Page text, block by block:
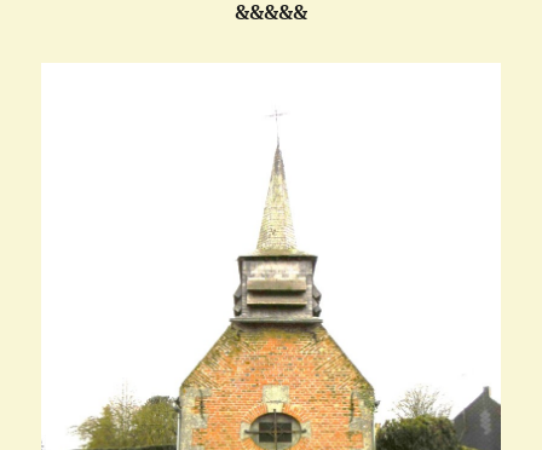
&&&&&